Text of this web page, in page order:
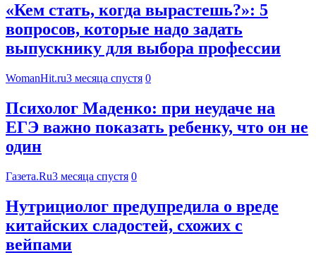
«Кем стать, когда вырастешь?»: 5
вопросов, которые надо задать
выпускнику для выбора профессии
WomanHit.ru3 месяца спустя 0
Психолог Маденко: при неудаче на
ЕГЭ важно показать ребенку, что он не
один
Газета.Ru3 месяца спустя 0
Нутрициолог предупредила о вреде
китайских сладостей, схожих с
вейпами